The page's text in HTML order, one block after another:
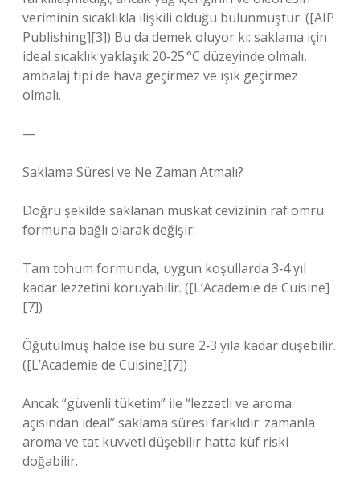
veriminin sıcaklıkla ilişkili olduğu bulunmuştur. ([AIP
Publishing][3]) Bu da demek oluyor ki: saklama için
ideal sıcaklık yaklaşık 20‑25 °C düzeyinde olmalı,
ambalaj tipi de hava geçirmez ve ışık geçirmez
olmalı.
—
Saklama Süresi ve Ne Zaman Atmalı?
Doğru şekilde saklanan muskat cevizinin raf ömrü
formuna bağlı olarak değişir:
Tam tohum formunda, uygun koşullarda 3‑4 yıl
kadar lezzetini koruyabilir. ([L’Academie de Cuisine]
[7])
Öğütülmüş halde ise bu süre 2‑3 yıla kadar düşebilir.
([L’Academie de Cuisine][7])
Ancak “güvenli tüketim” ile “lezzetli ve aroma
açısından ideal” saklama süresi farklıdır: zamanla
aroma ve tat kuvveti düşebilir hatta küf riski
doğabilir.